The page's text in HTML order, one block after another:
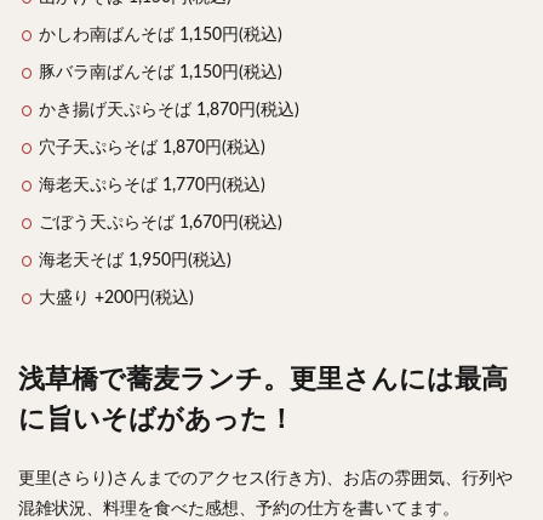
かしわ南ばんそば 1,150円(税込)
豚バラ南ばんそば 1,150円(税込)
かき揚げ天ぷらそば 1,870円(税込)
穴子天ぷらそば 1,870円(税込)
海老天ぷらそば 1,770円(税込)
ごぼう天ぷらそば 1,670円(税込)
海老天そば 1,950円(税込)
大盛り +200円(税込)
浅草橋で蕎麦ランチ。更里さんには最高
に旨いそばがあった！
更里(さらり)さんまでのアクセス(行き方)、お店の雰囲気、行列や
混雑状況、料理を食べた感想、予約の仕方を書いてます。